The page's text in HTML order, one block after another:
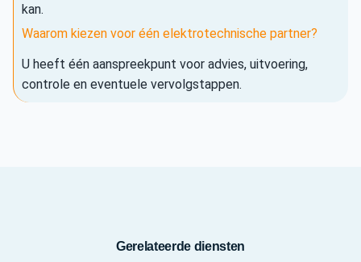
kan.
Waarom kiezen voor één elektrotechnische partner?
U heeft één aanspreekpunt voor advies, uitvoering,
controle en eventuele vervolgstappen.
Gerelateerde diensten